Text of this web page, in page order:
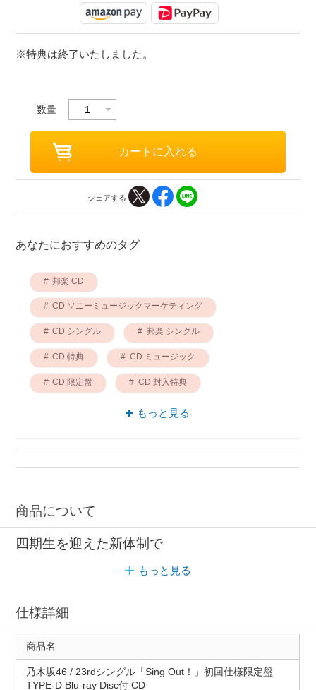
※特典は終了いたしました。
数量
シェアする
あなたにおすすめのタグ
邦楽 CD
CD ソニーミュージックマーケティング
CD シングル 邦楽 シングル
CD 特典 CD ミュージック
CD 限定盤 CD 封入特典
Blu-ray 特典
もっと見る
商品について
四期生を迎えた新体制で
もっと見る
仕様詳細
商品名
乃木坂46 / 23rdシングル「Sing Out！」初回仕様限定盤
TYPE-D Blu-ray Disc付 CD